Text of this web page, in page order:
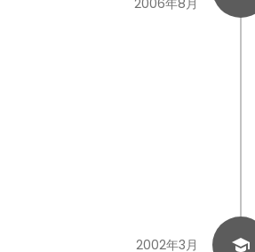
2006年8月
2002年3月